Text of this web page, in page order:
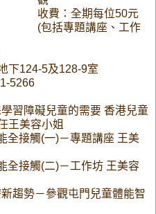
收費：全期每位50元
(包括專題講座、工作
下124-5及128-9室
5266
習障礙兒童的需要 香港兒童
王美容小姐
全接觸(一)－專題講座 王美
全接觸(二)－工作坊 王美容
趨勢－參觀屯門兒童體能智